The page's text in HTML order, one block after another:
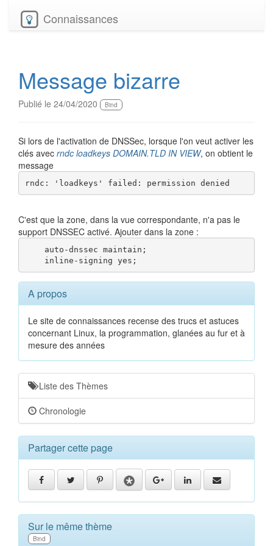
Connaissances
Message bizarre
Publié le 24/04/2020 Bind
Si lors de l'activation de DNSSec, lorsque l'on veut activer les
clés avec rndc loadkeys DOMAIN.TLD IN VIEW, on obtient le
message
rndc: 'loadkeys' failed: permission denied
C'est que la zone, dans la vue correspondante, n'a pas le
support DNSSEC activé. Ajouter dans la zone :
    auto-dnssec maintain;
    inline-signing yes;
A propos
Le site de connaissances recense des trucs et astuces
concernant Linux, la programmation, glanées au fur et à
mesure des années
Liste des Thèmes
Chronologie
Partager cette page
Sur le même thème
Bind